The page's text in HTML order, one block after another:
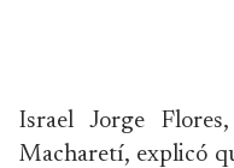
Israel Jorge
Macharetí, explicó